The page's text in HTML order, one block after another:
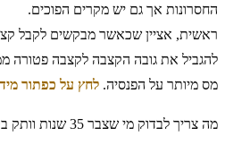
החסרונות אך גם יש מקרים הפוכים.
ראשית, אציין שכאשר מבקשים לקבל
להגביל את גובה הקצבה לקצבה פטורה
מס מיותר על הפנסיה. לחץ על כפתור
מה צריך לבדוק מי שצבר 35 שנות וותק בקרן פנסיה וותיקה?